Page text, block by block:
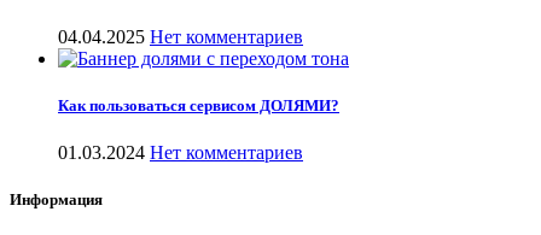
04.04.2025 Нет комментариев
Как пользоваться сервисом ДОЛЯМИ?
01.03.2024 Нет комментариев
Информация